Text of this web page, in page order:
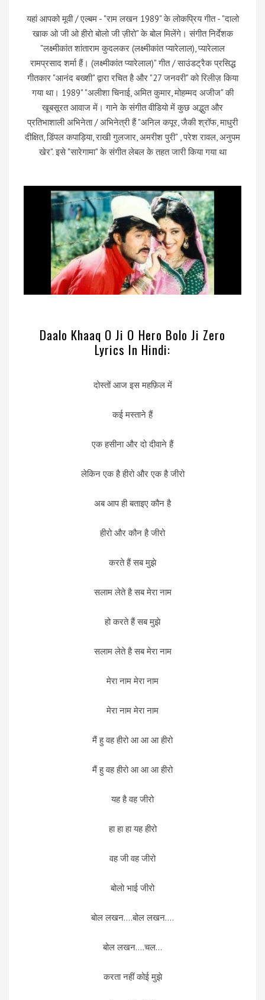
यहां आपको मूवी / एल्बम - "राम लखन 1989" के लोकप्रिय गीत - "दालो
खाक ओ जी ओ हीरो बोलो जी ज़ीरो" के बोल मिलेंगे। संगीत निर्देशक
"लक्ष्मीकांत शांताराम कुदलकर (लक्ष्मीकांत प्यारेलाल), प्यारेलाल
रामप्रसाद शर्मा हैं। (लक्ष्मीकांत प्यारेलाल)" गीत / साउंडट्रैक प्रसिद्ध
गीतकार "आनंद बख्शी" द्वारा रचित है और "27 जनवरी" को रिलीज़ किया
गया था। 1989" "अलीशा चिनाई, अमित कुमार, मोहम्मद अजीज" की
खूबसूरत आवाज में। गाने के संगीत वीडियो में कुछ अद्भुत और
प्रतिभाशाली अभिनेता / अभिनेत्री हैं "अनिल कपूर, जैकी श्रॉफ, माधुरी
दीक्षित, डिंपल कपाड़िया, राखी गुलजार, अमरीश पुरी" , परेश रावल, अनुपम
खेर". इसे "सारेगामा" के संगीत लेबल के तहत जारी किया गया था
Daalo Khaaq O Ji O Hero Bolo Ji Zero
Lyrics In Hindi:
दोस्तों आज इस महफ़िल में
कई मस्ताने हैं
एक हसीना और दो दीवाने हैं
लेकिन एक है हीरो और एक है जीरो
अब आप ही बताइए कौन है
हीरो और कौन है जीरो
करते हैं सब मुझे
सलाम लेते है सब मेरा नाम
हो करते हैं सब मुझे
सलाम लेते है सब मेरा नाम
मेरा नाम मेरा नाम
मेरा नाम मेरा नाम
मैं हु वह हीरो आ आ आ हीरो
मैं हु वह हीरो आ आ आ हीरो
यह है वह जीरो
हा हा हा यह हीरो
वह जी वह जीरो
बोलो भाई जीरो
बोल लखन….बोल लखन….
बोल लखन….चल…
करता नहीं कोई मुझे